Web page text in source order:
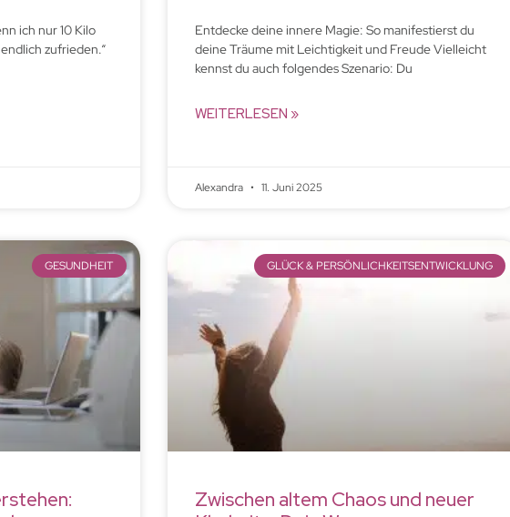
ich nur 10 Kilo
zufrieden.“
Entdecke deine innere Magie: So manifestierst du
deine Träume mit Leichtigkeit und Freude Vielleicht
kennst du auch folgendes Szenario: Du
WEITERLESEN »
Alexandra 11. Juni 2025
GESUNDHEIT GLÜCK & PERSÖNLICHKEITSENTWICKLUNG
Zwischen altem Chaos und neuer